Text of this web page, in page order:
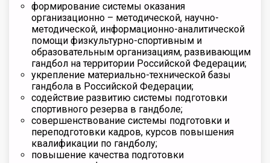
формирование системы оказания
организационно – методической, научно-
методической, информационно-аналитической
помощи физкультурно-спортивным и
образовательным организациям, развивающим
гандбол на территории Российской Федерации;
укрепление материально-технической базы
гандбола в Российской Федерации;
содействие развитию системы подготовки
спортивного резерва в гандболе;
совершенствование системы подготовки и
переподготовки кадров, курсов повышения
квалификации по гандболу;
повышение качества подготовки